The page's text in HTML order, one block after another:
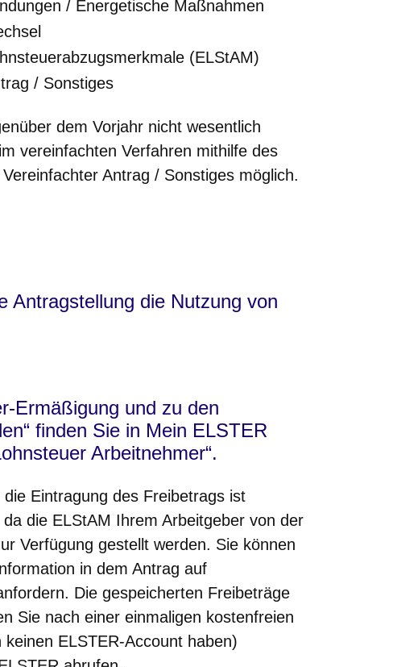
/ Energetische Maßnahmen
(ELStAM)
/ Sonstiges
dem Vorjahr nicht wesentlich
vereinfachten Verfahren mithilfe des
Antrag / Sonstiges möglich.
Antragstellung die Nutzung von
Ermäßigung und zu den
finden Sie in Mein ELSTER
Arbeitnehmer“.
Eintragung des Freibetrags ist
die ELStAM Ihrem Arbeitgeber von der
Verfügung gestellt werden. Sie können
in dem Antrag auf
Die gespeicherten Freibeträge
Sie nach einer einmaligen kostenfreien
ELSTER-Account haben)